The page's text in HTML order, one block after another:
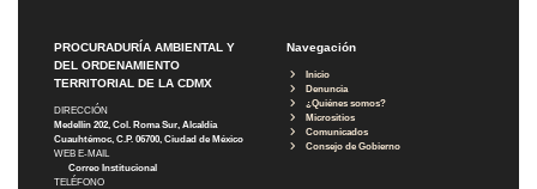
PROCURADURÍA AMBIENTAL Y
DEL ORDENAMIENTO
TERRITORIAL DE LA CDMX
DIRECCIÓN
Medellín 202, Col. Roma Sur, Alcaldía
Cuauhtémoc, C.P. 06700, Ciudad de México
WEB E-MAIL
Correo Institucional
TELÉFONO
Navegación
Inicio
Denuncia
¿Quiénes somos?
Micrositios
Comunicados
Consejo de Gobierno